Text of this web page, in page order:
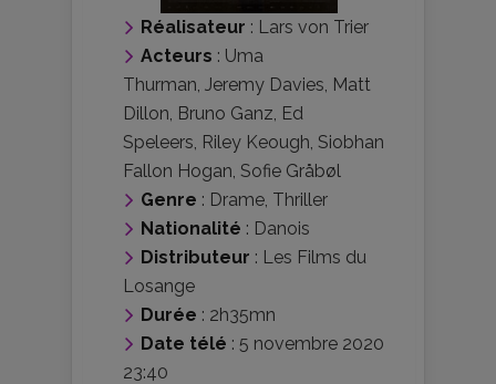
Réalisateur : Lars von Trier
Acteurs : Uma
Thurman Jeremy Davies Matt
Dillon Bruno Ganz Ed
Speleers Riley Keough Siobhan
Fallon Hogan Sofie Gråbøl
Genre : Drame Thriller
Nationalité : Danois
Distributeur : Les Films du
Losange
Durée : 2h35mn
Date télé : 5 novembre 2020
23:40